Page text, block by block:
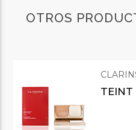
OTROS
TEINT